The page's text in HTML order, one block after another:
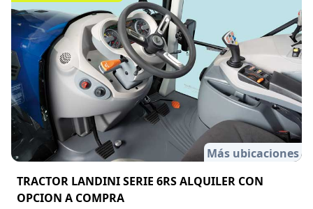
Más ubicaciones
TRACTOR LANDINI SERIE 6RS ALQUILER CON
OPCION A COMPRA